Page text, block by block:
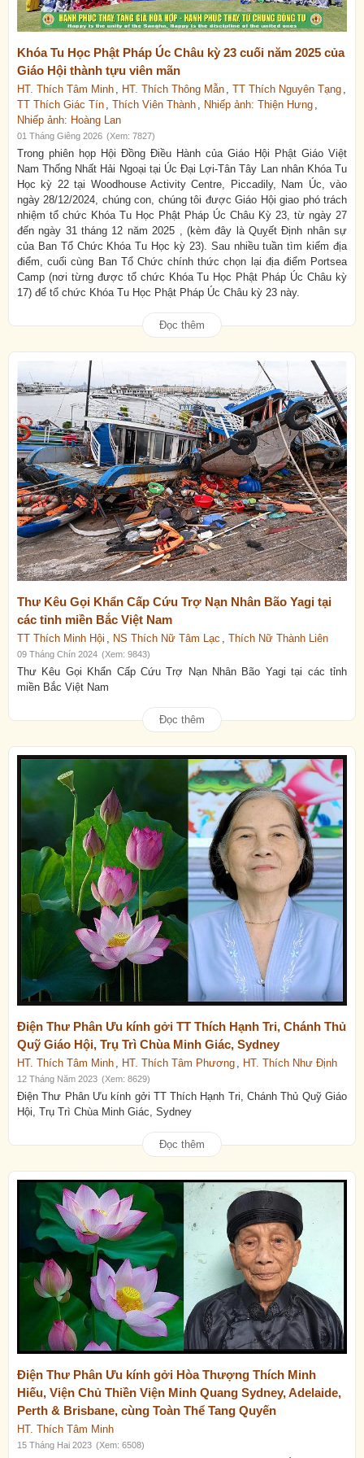
Khóa Tu Học Phật Pháp Úc Châu kỳ 23 cuối năm 2025 của
Giáo Hội thành tựu viên mãn
HT. Thích Tâm Minh , HT. Thích Thông Mẫn , TT Thích Nguyên Tạng ,
TT Thích Giác Tín , Thích Viên Thành , Nhiếp ảnh: Thiện Hưng ,
Nhiếp ảnh: Hoàng Lan
01 Tháng Giêng 2026 (Xem: 7827)
Trong phiên họp Hội Đồng Điều Hành của Giáo Hội Phật Giáo Việt
Nam Thống Nhất Hải Ngoại tại Úc Đại Lợi-Tân Tây Lan nhân Khóa Tu
Học kỳ 22 tại Woodhouse Activity Centre, Piccadily, Nam Úc, vào
ngày 28/12/2024, chúng con, chúng tôi được Giáo Hội giao phó trách
nhiệm tổ chức Khóa Tu Học Phật Pháp Úc Châu Kỳ 23, từ ngày 27
đến ngày 31 tháng 12 năm 2025 , (kèm đây là Quỵết Định nhân sự
của Ban Tổ Chức Khóa Tu Học kỳ 23). Sau nhiều tuần tìm kiếm địa
điểm, cuối cùng Ban Tổ Chức chính thức chọn lại địa điểm Portsea
Camp (nơi từng được tổ chức Khóa Tu Học Phật Pháp Úc Châu kỳ
17) để tổ chức Khóa Tu Học Phật Pháp Úc Châu kỳ 23 này.
Đọc thêm
Thư Kêu Gọi Khẩn Cấp Cứu Trợ Nạn Nhân Bão Yagi tại
các tỉnh miền Bắc Việt Nam
TT Thích Minh Hội NS Thích Nữ Tâm Lạc Thích Nữ Thành Liên
09 Tháng Chín 2024 (Xem: 9843)
Thư Kêu Gọi Khẩn Cấp Cứu Trợ Nạn Nhân Bão Yagi tại các tỉnh
miền Bắc Việt Nam
Đọc thêm
Điện Thư Phân Ưu kính gởi TT Thích Hạnh Tri, Chánh Thủ
Quỹ Giáo Hội, Trụ Trì Chùa Minh Giác, Sydney
HT. Thích Tâm Minh HT. Thích Tâm Phương HT. Thích Như Định
12 Tháng Năm 2023 (Xem: 8629)
Điện Thư Phân Ưu kính gởi TT Thích Hạnh Tri, Chánh Thủ Quỹ Giáo
Hội, Trụ Trì Chùa Minh Giác, Sydney
Đọc thêm
Điện Thư Phân Ưu kính gởi Hòa Thượng Thích Minh
Hiếu, Viện Chủ Thiền Viện Minh Quang Sydney, Adelaide,
Perth & Brisbane, cùng Toàn Thể Tang Quyến
HT. Thích Tâm Minh
15 Tháng Hai 2023 (Xem: 6508)